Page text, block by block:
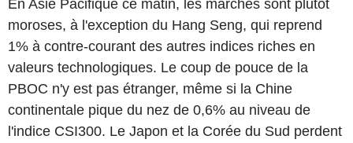
En Asie Pacifique ce matin, les marchés sont plutôt
moroses, à l'exception du Hang Seng, qui reprend
1% à contre-courant des autres indices riches en
valeurs technologiques. Le coup de pouce de la
PBOC n'y est pas étranger, même si la Chine
continentale pique du nez de 0,6% au niveau de
l'indice CSI300. Le Japon et la Corée du Sud perdent